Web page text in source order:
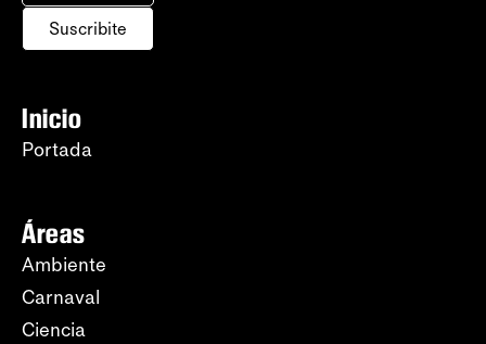
Suscribite
Inicio
Portada
Áreas
Ambiente
Carnaval
Ciencia